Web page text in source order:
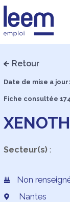
Retour
Date de mise a
Fiche consultée
Secteur(s):
Non
Nantes